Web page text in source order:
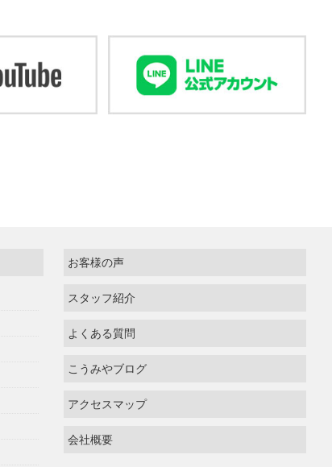
お客様の声
スタッフ紹介
よくある質問
こうみやブログ
アクセスマップ
会社概要